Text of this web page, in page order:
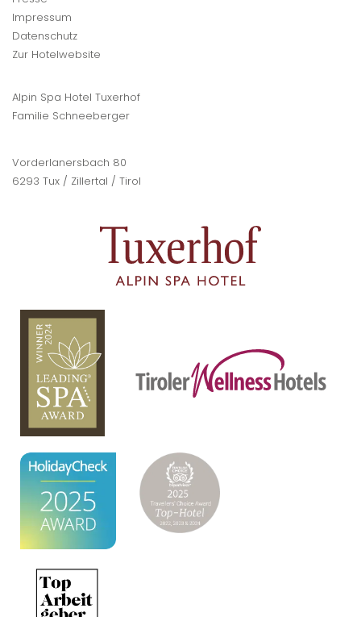
Alpin Spa Hotel Tuxerhof
Familie Schneeberger
Vorderlanersbach 80
6293 Tux / Zillertal / Tirol
Impressum
Datenschutz
Zur Hotelwebsite